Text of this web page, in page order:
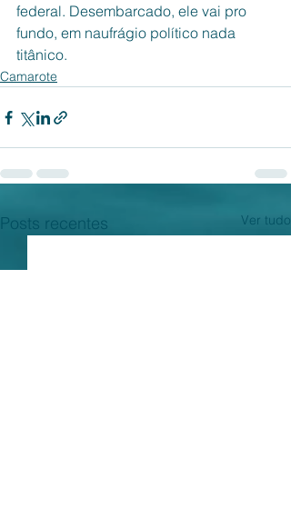
federal. Desembarcado, ele vai pro
fundo, em naufrágio político nada
titânico.
Camarote
Posts recentes Ver tudo